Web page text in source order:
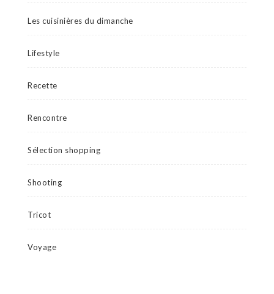
Les cuisinières du dimanche
Lifestyle
Recette
Rencontre
Sélection shopping
Shooting
Tricot
Voyage